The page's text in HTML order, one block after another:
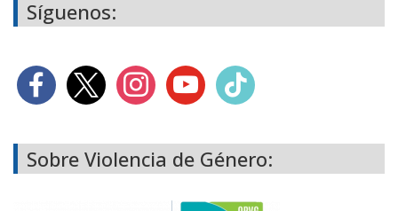
Síguenos:
Sobre Violencia de Género: